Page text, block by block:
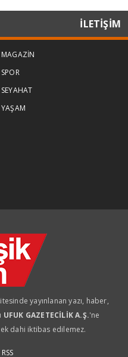
İLETİŞİM
MAGAZİN
SPOR
SEYAHAT
YAŞAM
yayınlanan yazı, haber,
UFUK GAZETECİLİK A.Ş.'ne
dahi iktibas edilemez.
RSS